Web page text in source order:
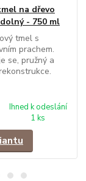
na dřevo
- 750 ml
tmel s
prachem.
se, pružný a
Ihned k odeslání
1 ks